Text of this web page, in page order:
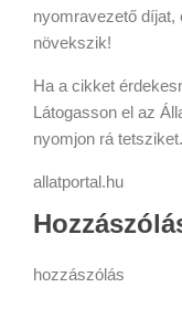
nyomravezető
növekszik!
Ha a cikket
Látogasson el az
nyomjon rá
allatportal.hu
hozzászólás